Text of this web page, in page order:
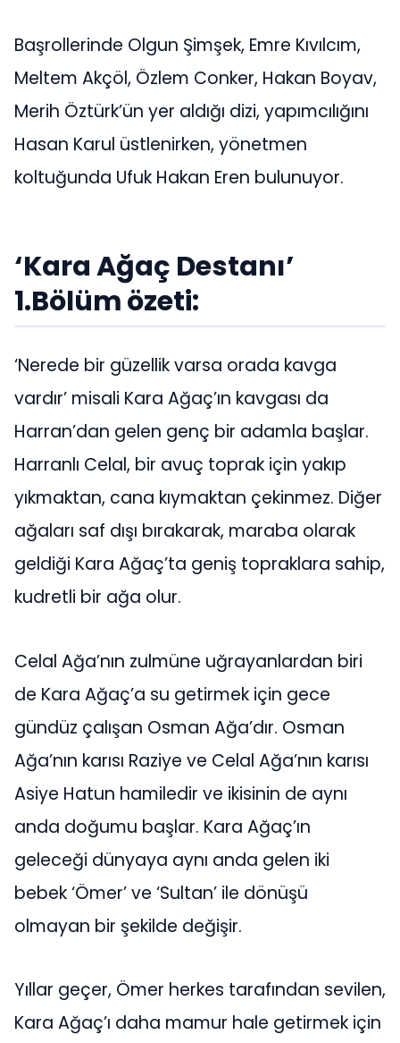
Başrollerinde Olgun Şimşek, Emre Kıvılcım,
Meltem Akçöl, Özlem Conker, Hakan Boyav,
Merih Öztürk’ün yer aldığı dizi, yapımcılığını
Hasan Karul üstlenirken, yönetmen
koltuğunda Ufuk Hakan Eren bulunuyor.
‘Kara Ağaç Destanı’
1.Bölüm özeti:
‘Nerede bir güzellik varsa orada kavga
vardır’ misali Kara Ağaç’ın kavgası da
Harran’dan gelen genç bir adamla başlar.
Harranlı Celal, bir avuç toprak için yakıp
yıkmaktan, cana kıymaktan çekinmez. Diğer
ağaları saf dışı bırakarak, maraba olarak
geldiği Kara Ağaç’ta geniş topraklara sahip,
kudretli bir ağa olur.
Celal Ağa’nın zulmüne uğrayanlardan biri
de Kara Ağaç’a su getirmek için gece
gündüz çalışan Osman Ağa’dır. Osman
Ağa’nın karısı Raziye ve Celal Ağa’nın karısı
Asiye Hatun hamiledir ve ikisinin de aynı
anda doğumu başlar. Kara Ağaç’ın
geleceği dünyaya aynı anda gelen iki
bebek ‘Ömer’ ve ‘Sultan’ ile dönüşü
olmayan bir şekilde değişir.
Yıllar geçer, Ömer herkes tarafından sevilen,
Kara Ağaç’ı daha mamur hale getirmek için